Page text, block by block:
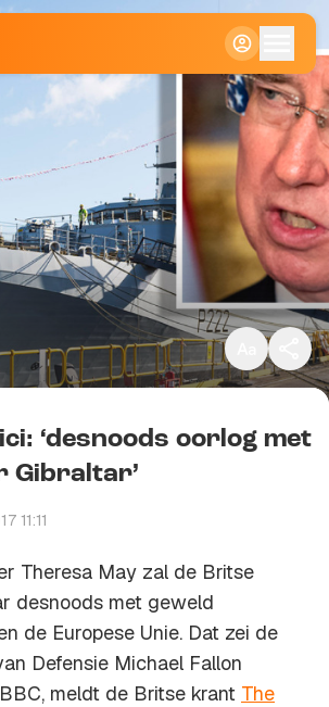
Klein
Standaard
Groot
Kopieer link
‘desnoods oorlog met
Gibraltar’
11:11
Theresa May zal de Britse
desnoods met geweld
de Europese Unie. Dat zei de
Defensie Michael Fallon
meldt de Britse krant The